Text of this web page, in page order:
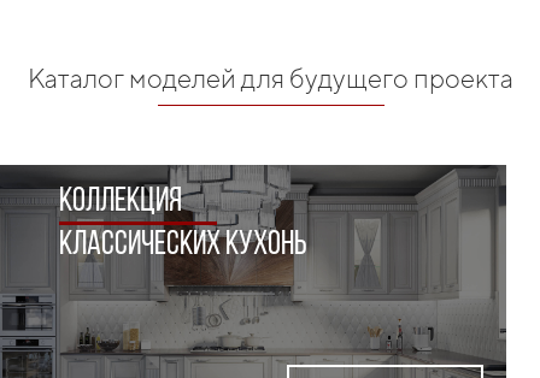
Каталог моделей для будущего проекта
КЛАССИческих кухонь
коллекция